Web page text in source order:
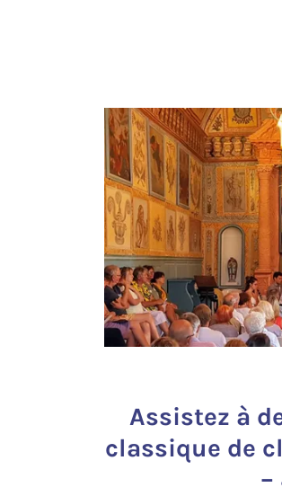
Assistez à
classique de
–